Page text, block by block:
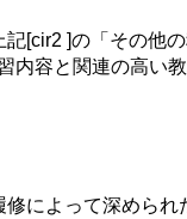
[cir2 ]の「その他
容と関連の高い
によって深めら